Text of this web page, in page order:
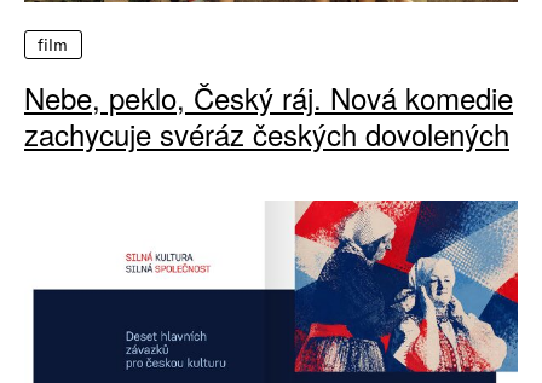
film
Nebe, peklo, Český ráj. Nová komedie
zachycuje svéráz českých dovolených